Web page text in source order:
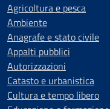
Agricoltura e pesca
Ambiente
Anagrafe e stato civile
Appalti pubblici
Autorizzazioni
Catasto e urbanistica
Cultura e tempo libero